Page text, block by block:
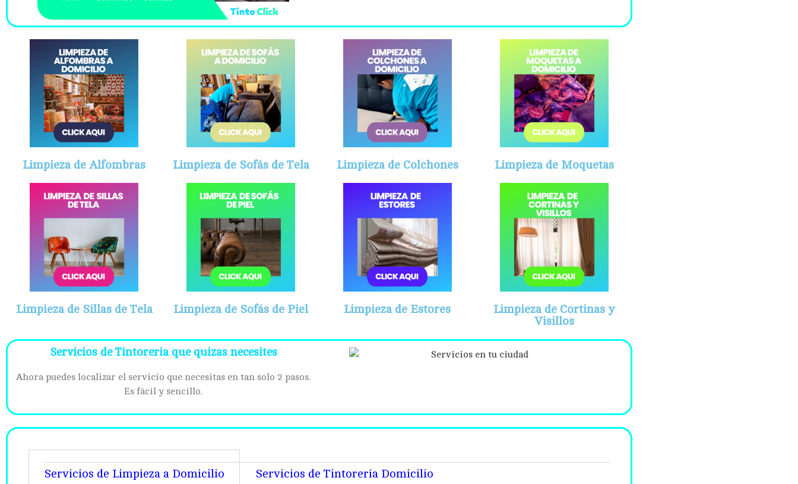
Limpieza de Alfombras Limpieza de Sofás de Tela Limpieza de Colchones Limpieza de Moquetas
Limpieza de Sillas de Tela Limpieza de Sofás de Piel Limpieza de Estores
Limpieza de Cortinas y
Visillos
Servicios de Tintoreria que quizas necesites
Ahora puedes localizar el servicio que necesitas en tan solo 2 pasos.
Es fácil y sencillo.
Servicios de Limpieza a Domicilio Servicios de Tintorería Domicilio